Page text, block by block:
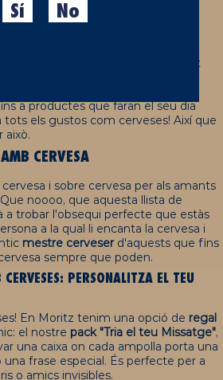
què regalar a un cerveser
Perquè siguem sincers, a tots ens
que ens sorprengui, i si aquest
la cervesa, millor encara! Aquí et
familiar amant de la birra. Des
a productes que faran el seu dia
tots els gustos com cerveses! Així que
això.
CERVESA
i sobre cervesa per als amants
noooo, que aquesta llista de
a trobar l'obsequi perfecte que estàs
a la qual li encanta la cervesa i
mestre cerveserd'aquests que fins
sempre que poden.
PERSONALITZA EL TEU
En Moritz tenim una opció de regal
el nostre pack"Tria el teu Missatge",
una caixa on cada ampolla porta una
frase especial. És perfecte per a
o amics invisibles.
Sí No